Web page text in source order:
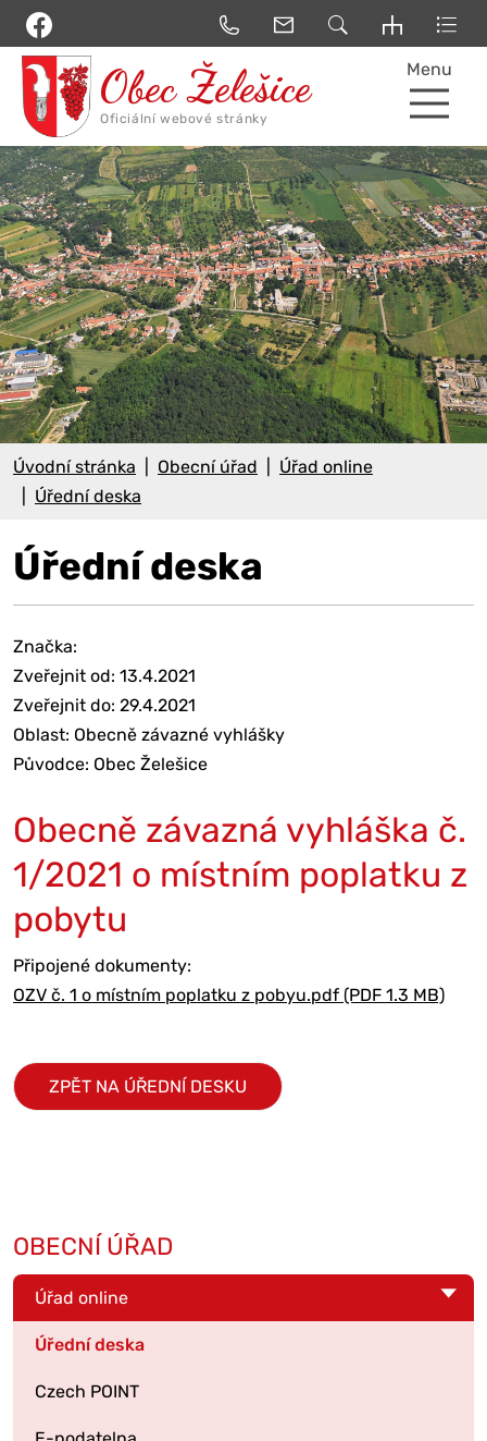
Menu
Úvodní stránka Obecní úřad
Úřad online
Úřední deska
Úřední deska
Značka:
Zveřejnit od: 13.4.2021
Zveřejnit do: 29.4.2021
Oblast: Obecně závazné vyhlášky
Původce: Obec Želešice
Obecně závazná vyhláška č.
1/2021 o místním poplatku z
pobytu
Připojené dokumenty:
OZV č. 1 o místním poplatku z pobyu.pdf (PDF 1.3 MB)
ZPĚT NA ÚŘEDNÍ DESKU
OBECNÍ ÚŘAD
Úřad online
Úřední deska
Czech POINT